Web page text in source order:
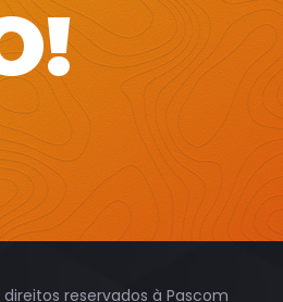
reservados à Pascom